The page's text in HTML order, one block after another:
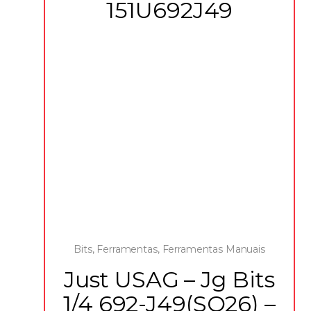
151U692J49
Bits, Ferramentas, Ferramentas Manuais
Just USAG – Jg Bits
1/4 692-J49(SO26) –